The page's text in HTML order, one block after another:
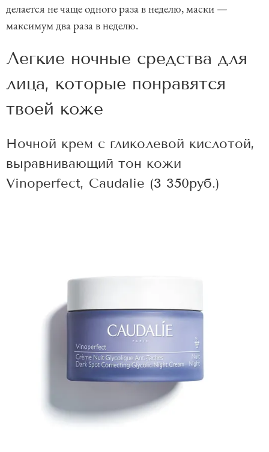
делается не чаще одного раза в неделю, маски —
максимум два раза в неделю.
Легкие ночные средства для
лица, которые понравятся
твоей коже
Ночной крем с гликолевой кислотой,
выравнивающий тон кожи
Vinoperfect, Caudalie (3 350руб.)